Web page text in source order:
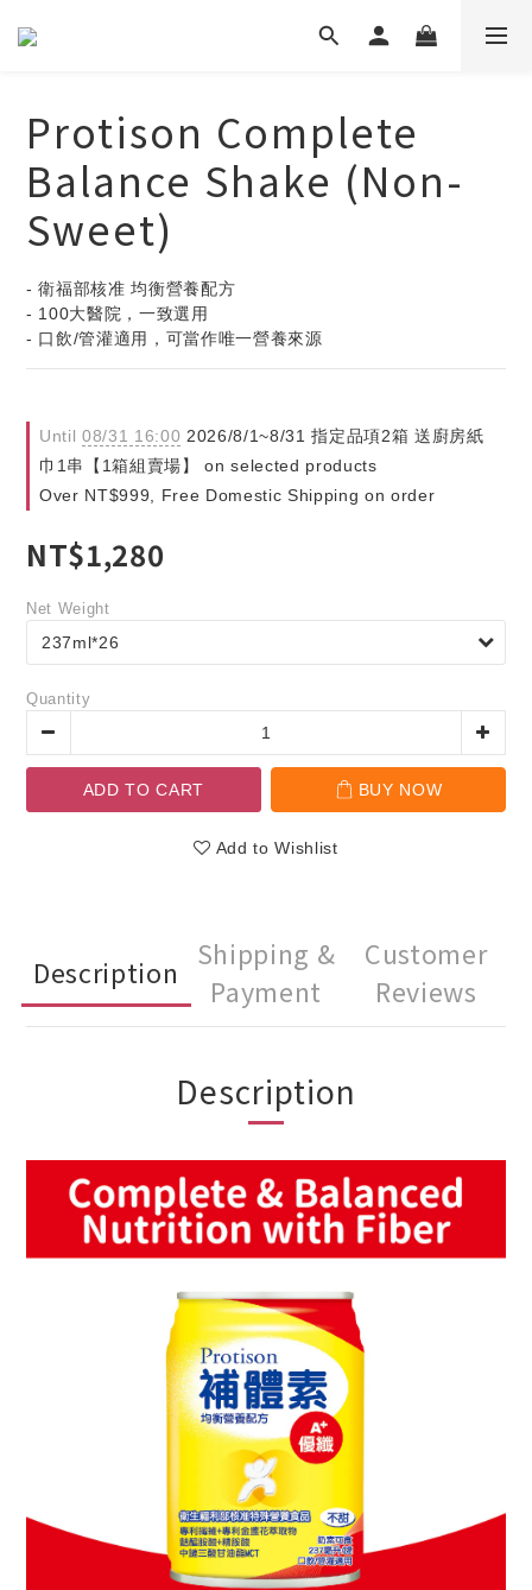
Protison Complete
Balance Shake (Non-
Sweet)
- 衛福部核准 均衡營養配方
- 100大醫院，一致選用
- 口飲/管灌適用，可當作唯一營養來源
Until 08/31 16:00 2026/8/1~8/31 指定品項2箱 送廚房紙
巾1串【1箱組賣場】 on selected products
Over NT$999, Free Domestic Shipping on order
NT$1,280
Net Weight
Quantity
ADD TO CART BUY NOW
Add to Wishlist
Description
Shipping &
Payment
Customer
Reviews
Description